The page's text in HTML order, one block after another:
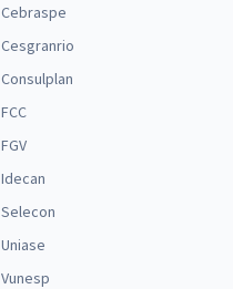
Cebraspe
Cesgranrio
Consulplan
FCC
FGV
Idecan
Selecon
Uniase
Vunesp